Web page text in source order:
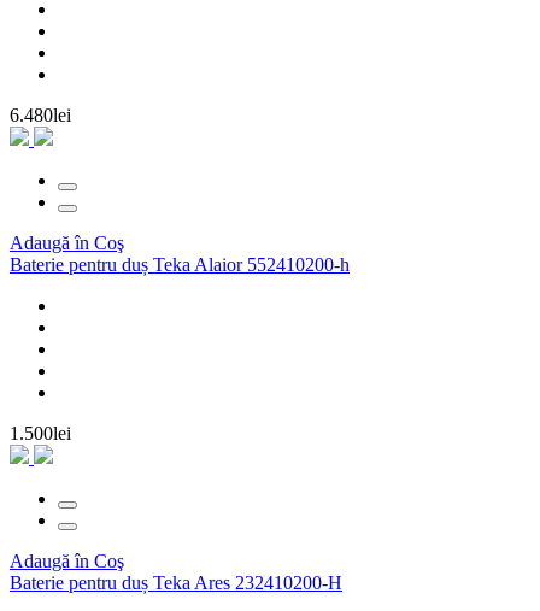
6.480lei
Adaugă în Coş
Baterie pentru duș Teka Alaior 552410200-h
1.500lei
Adaugă în Coş
Baterie pentru duș Teka Ares 232410200-H